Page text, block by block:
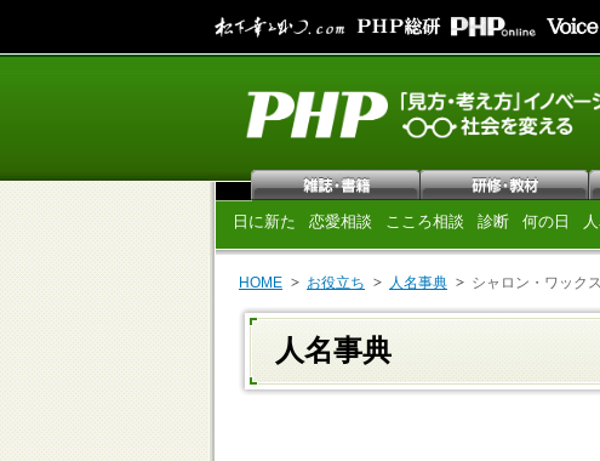
日に新た 恋愛相談 こころ相談 診断 何の日
HOME お役立ち 人名事典 シャロン・ワック
人名事典